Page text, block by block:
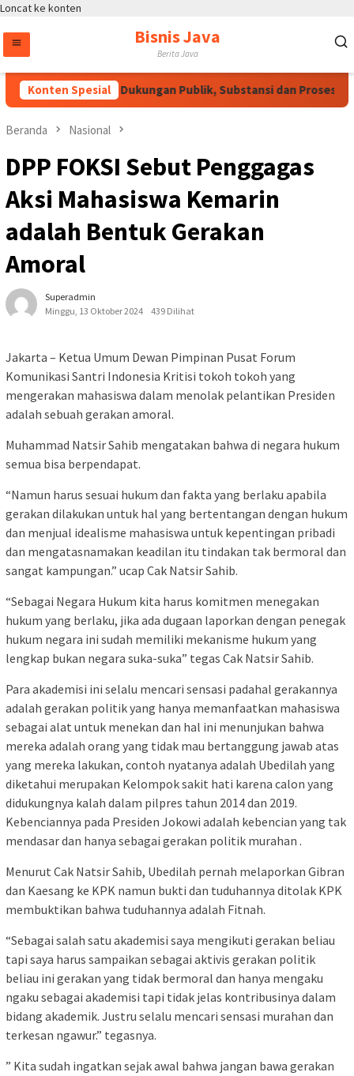
Loncat ke konten
Bisnis Java
Berita Java
Konten Spesial
RUU HAM Perlu Dukungan Publik, Substansi dan Proses
Beranda Nasional
DPP FOKSI Sebut Penggagas
Aksi Mahasiswa Kemarin
adalah Bentuk Gerakan
Amoral
Superadmin
Minggu, 13 Oktober 2024
439 Dilihat
Jakarta – Ketua Umum Dewan Pimpinan Pusat Forum
Komunikasi Santri Indonesia Kritisi tokoh tokoh yang
mengerakan mahasiswa dalam menolak pelantikan Presiden
adalah sebuah gerakan amoral.
Muhammad Natsir Sahib mengatakan bahwa di negara hukum
semua bisa berpendapat.
“Namun harus sesuai hukum dan fakta yang berlaku apabila
gerakan dilakukan untuk hal yang bertentangan dengan hukum
dan menjual idealisme mahasiswa untuk kepentingan pribadi
dan mengatasnamakan keadilan itu tindakan tak bermoral dan
sangat kampungan.” ucap Cak Natsir Sahib.
“Sebagai Negara Hukum kita harus komitmen menegakan
hukum yang berlaku, jika ada dugaan laporkan dengan penegak
hukum negara ini sudah memiliki mekanisme hukum yang
lengkap bukan negara suka-suka” tegas Cak Natsir Sahib.
Para akademisi ini selalu mencari sensasi padahal gerakannya
adalah gerakan politik yang hanya memanfaatkan mahasiswa
sebagai alat untuk menekan dan hal ini menunjukan bahwa
mereka adalah orang yang tidak mau bertanggung jawab atas
yang mereka lakukan, contoh nyatanya adalah Ubedilah yang
diketahui merupakan Kelompok sakit hati karena calon yang
didukungnya kalah dalam pilpres tahun 2014 dan 2019.
Kebenciannya pada Presiden Jokowi adalah kebencian yang tak
mendasar dan hanya sebagai gerakan politik murahan .
Menurut Cak Natsir Sahib, Ubedilah pernah melaporkan Gibran
dan Kaesang ke KPK namun bukti dan tuduhannya ditolak KPK
membuktikan bahwa tuduhannya adalah Fitnah.
“Sebagai salah satu akademisi saya mengikuti gerakan beliau
tapi saya harus sampaikan sebagai aktivis gerakan politik
beliau ini gerakan yang tidak bermoral dan hanya mengaku
ngaku sebagai akademisi tapi tidak jelas kontribusinya dalam
bidang akademik. Justru selalu mencari sensasi murahan dan
terkesan ngawur.” tegasnya.
” Kita sudah ingatkan sejak awal bahwa jangan bawa gerakan